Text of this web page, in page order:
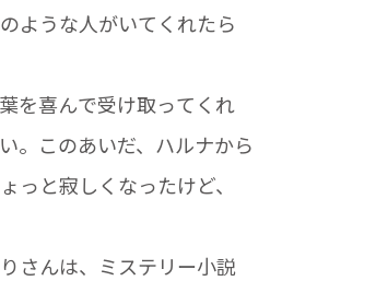
ような人がいてくれたら
を喜んで受け取ってくれ
。このあいだ、ハルナから
っと寂しくなったけど、
さんは、ミステリー小説